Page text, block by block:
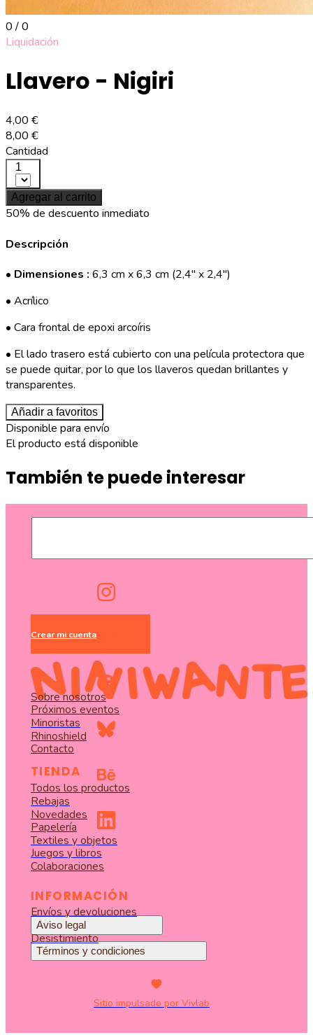
0 / 0
Liquidación
Llavero - Nigiri
4,00 €
8,00 €
Cantidad
1
Agregar al carrito
50% de descuento inmediato
Descripción
• Dimensiones : 6,3 cm x 6,3 cm (2,4'' x 2,4")
• Acrílico
• Cara frontal de epoxi arcoíris
• El lado trasero está cubierto con una película protectora que
se puede quitar, por lo que los llaveros quedan brillantes y
transparentes.
Añadir a favoritos
Disponible para envío
El producto está disponible
También te puede interesar
TIENDA
INFORMACIÓN
Sobre nosotros
Todos los productos
Próximos eventos
Rebajas
Minoristas
Novedades
Aviso legal
Envíos y devoluciones
Crear mi cuenta
Papelería
Términos y condiciones
Desistimiento
Contacto
Rhinoshield
Textiles y objetos
Juegos y libros
Colaboraciones
Sitio impulsado por Vivlab